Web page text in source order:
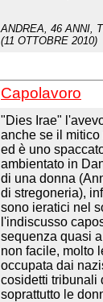
ANDREA , 46 ANNI,
(11 OTTOBRE 2010)
Capolavoro
"Dies Irae"
anche se il
ed è uno
ambientato in
di una donna
di stregoneria),
sono ieratici nel
l'indiscusso
sequenza quasi
non facile, molto
occupata dai
cosidetti tribunali
soprattutto le